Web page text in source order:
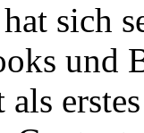
sich
und